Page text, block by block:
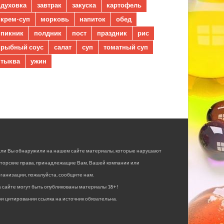
духовка
завтрак закуска
картофель
крем-суп
морковь напиток
обед
пикник
полдник пост праздник
рис
рыбный соус
салат суп
томатный суп
тыква
ужин
Вы обнаружили на нашем сайте материалы, которые нарушают
права, принадлежащие Вам, Вашей компании или
пожалуйста, сообщите нам.
сайте могут быть опубликованы материалы 18+!
цитировании ссылка на источник обязательна.